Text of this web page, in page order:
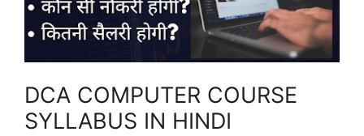
DCA COMPUTER COURSE
SYLLABUS IN HINDI